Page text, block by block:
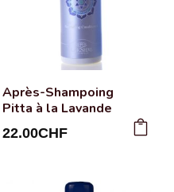
Après-Shampoing
Pitta à la Lavande
22.00CHF